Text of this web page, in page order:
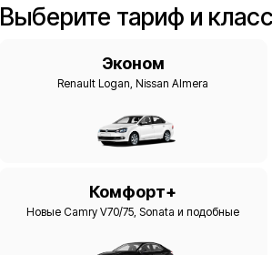
Выберите тариф и
Эконом
Renault Logan, Nissan Almera
Комфорт+
Новые Camry V70/75, Sonata и подобные